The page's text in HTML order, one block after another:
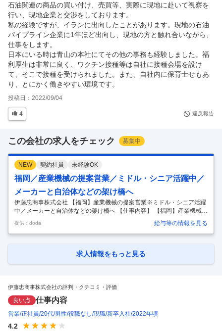
石油関連の商品の買い付け、売買等、実際に現地に赴いて視察を
行い、現地企業と交渉をしております。
私の経験ですが、イランに出向したことがあります。現地の石油
パイプライン企業に1年ほど出向し、現地の方と触れ合いながら、
仕事をします。
日本にいる時は青山の本社にてその他の事務も経験しました。福
利厚生は非常に良く、ワクチン接種等は自社に接種会場を設け
て、そこで接種を受けられました。また、自社内に保育士せもあ
り、とにかく働きやすい環境です。
投稿日： 2022/09/04
4 違反報告
この会社の求人をチェック 募集中
NEW 契約社員 未経験OK
福岡／産業機械の提案営業／ミドル・シニア活躍中／
メーカーと自治体などの架け橋へ
伊藤忠商事株式会社 【福岡】産業機械の提案営業※ミドル・シニア活躍
中／メーカーと自治体などの架け橋へ 【仕事内容】 【福岡】産業機械の
提案営業※ミドル・シニア活躍中／メーカーと自治体などの架け橋へ
【具体的な仕事内容】 【伊藤忠商事九州支社での中途採用（嘱託社員）
募集となります／自己処理型水洗トイレ「トワイレ」の営業支援を行っ
んか】 ■業務内容： トワイレは上下水道への接続が不要な自己循環式(水
提供：doda 給与等の情報を見る
求人情報をもっと見る
伊藤忠商事株式会社の評判・クチコミ・評価
良い点 仕事内容
営業 正社員 20代 男性 役職なし 現職 新卒入社 2022年頃
4.2